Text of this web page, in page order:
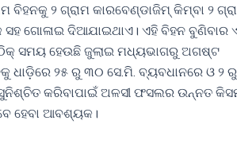
୨ ଗ୍ରାମ କାରବେଣ୍ଡାଜିମ୍ କିମ୍ବା ୨
ସହ ଗୋଳାଇ ଦିଆଯାଇଥାଏ। ଏହି ବିହନ ବୁଣିବାର
ସମୟ ହେଉଛି ଜୁଲାଇ ମଧ୍ୟଭାଗରୁ ଅଗଷ୍ଟ
ଧାଡ଼ିରେ ୨୫ ରୁ ୩୦ ସେ.ମି. ବ୍ୟବଧାନରେ ଓ ୨
କରିବାପାଇଁ ଅଳସୀ ଫସଲର ଉନ୍ନତ
ହେବା ଆବଶ୍ୟକ।